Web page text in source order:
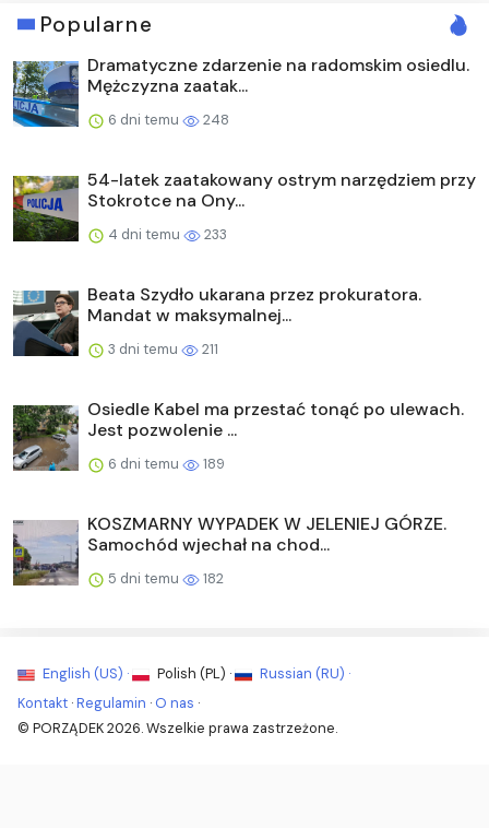
Popularne
Dramatyczne zdarzenie na radomskim osiedlu.
Mężczyzna zaatak...
6 dni temu 248
54-latek zaatakowany ostrym narzędziem przy
Stokrotce na Ony...
4 dni temu 233
Beata Szydło ukarana przez prokuratora.
Mandat w maksymalnej...
3 dni temu 211
Osiedle Kabel ma przestać tonąć po ulewach.
Jest pozwolenie ...
6 dni temu 189
KOSZMARNY WYPADEK W JELENIEJ GÓRZE.
Samochód wjechał na chod...
5 dni temu 182
English (US) · Polish (PL) ·
Russian (RU) ·
Kontakt ·Regulamin · O nas ·
© PORZĄDEK 2026. Wszelkie prawa zastrzeżone.